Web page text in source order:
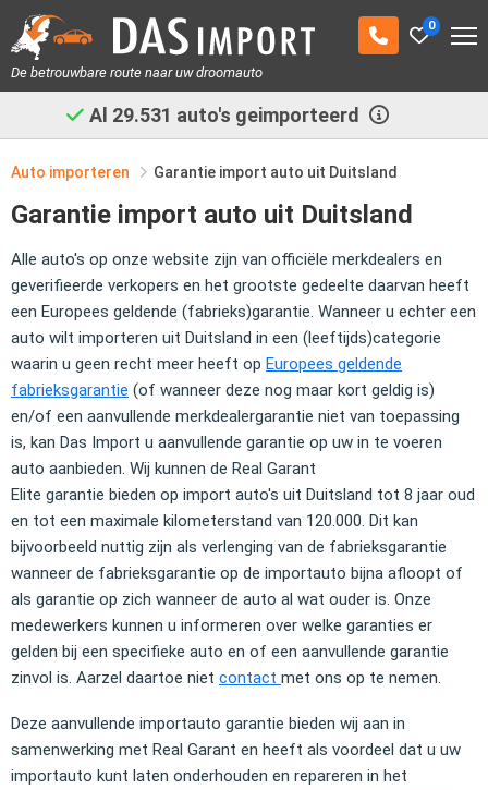
0
De betrouwbare route naar uw droomauto
29.531auto's geimporteerd
Auto importeren Garantie import auto uit Duitsland
Garantie import auto uit Duitsland
Alle auto's op onze website zijn van officiële merkdealers en
geverifieerde verkopers en het grootste gedeelte daarvan heeft
een Europees geldende (fabrieks)garantie. Wanneer u echter een
auto wilt importeren uit Duitsland in een (leeftijds)categorie
waarin u geen recht meer heeft op Europees geldende
fabrieksgarantie (of wanneer deze nog maar kort geldig is)
en/of een aanvullende merkdealergarantie niet van toepassing
is, kan Das Import u aanvullende garantie op uw in te voeren
auto aanbieden. Wij kunnen de Real Garant
Elite garantie bieden op import auto's uit Duitsland tot 8 jaar oud
en tot een maximale kilometerstand van 120.000. Dit kan
bijvoorbeeld nuttig zijn als verlenging van de fabrieksgarantie
wanneer de fabrieksgarantie op de importauto bijna afloopt of
als garantie op zich wanneer de auto al wat ouder is. Onze
medewerkers kunnen u informeren over welke garanties er
gelden bij een specifieke auto en of een aanvullende garantie
zinvol is. Aarzel daartoe niet contact met ons op te nemen.
Deze aanvullende importauto garantie bieden wij aan in
samenwerking met Real Garant en heeft als voordeel dat u uw
importauto kunt laten onderhouden en repareren in het